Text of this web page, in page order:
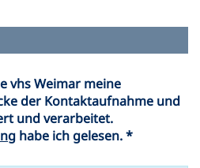
vhs Weimar meine
der Kontaktaufnahme und
und verarbeitet.
habe ich gelesen. *